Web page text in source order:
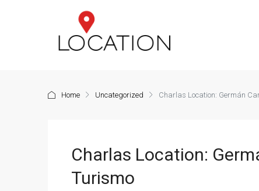
Home Uncategorized Charlas Location: Germán
Charlas Location:
Turismo